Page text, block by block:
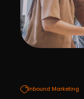
Inbound Marketing